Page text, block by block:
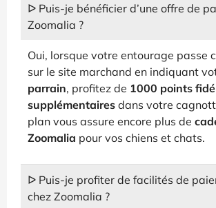
ᐅ Puis-je bénéficier d’une offre de
Zoomalia ?
Oui, lorsque votre entourage passe
sur le site marchand en indiquant
parrain, profitez de 1000 points
supplémentaires dans votre
plan vous assure encore plus de
Zoomalia pour vos chiens et chats.
ᐅ Puis-je profiter de facilités de
chez Zoomalia ?